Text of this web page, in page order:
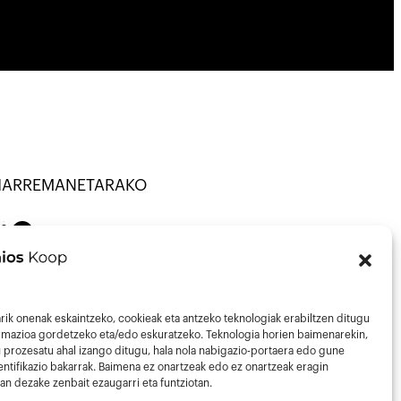
onenak eskaintzeko, cookieak eta antzeko teknologiak erabiltzen ditugu
gordetzeko eta/edo eskuratzeko. Teknologia horien baimenarekin,
prozesatu ahal izango ditugu, hala nola nabigazio-portaera edo gune
bakarrak. Baimena ez onartzeak edo ez onartzeak eragin
dezake zenbait ezaugarri eta funtziotan.
· KOOP ·
Mail